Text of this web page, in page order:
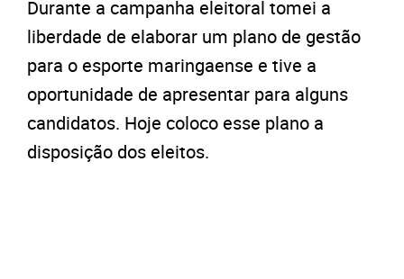
Durante a campanha eleitoral tomei a
liberdade de elaborar um plano de gestão
para o esporte maringaense e tive a
oportunidade de apresentar para alguns
candidatos. Hoje coloco esse plano a
disposição dos eleitos.